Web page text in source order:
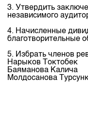
Cтратегия
Контакты
Пресс-клуб
Котировки по ЦБ
Котировки по
Расписание
Результаты
Объем ГЦБ в
3. Утвердить
независимого
4. Начисленные
благотворительные
5. Избрать членов
Нарыков Токтобек
Баяманова Калича
Молдосанова